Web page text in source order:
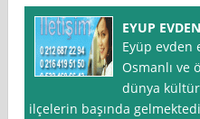
EYUP
Eyüp evden
Osmanlı ve
dünya
ilçelerin başında